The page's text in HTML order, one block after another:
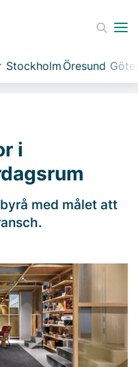
Stockholm Öresund
i
med målet att